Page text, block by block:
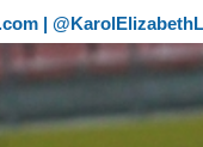
| @KarolElizabethL